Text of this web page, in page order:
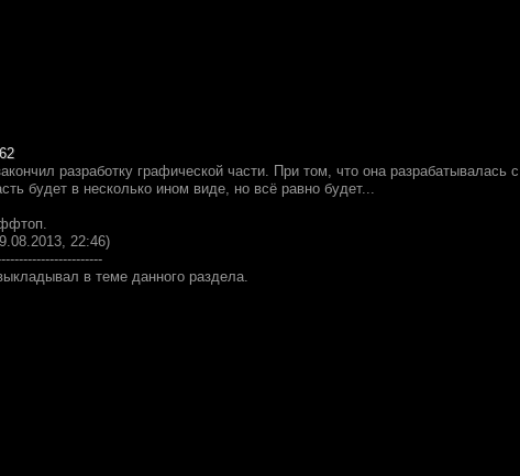
62
разработку графической части. При том, что она
будет в несколько ином виде, но всё равно будет...
22:46)
в теме данного раздела.